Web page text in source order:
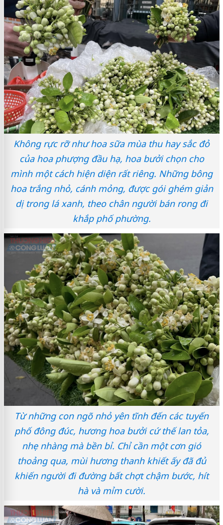
Không rực rỡ như hoa sữa mùa thu hay sắc đỏ
của hoa phượng đầu hạ, hoa bưởi chọn cho
mình một cách hiện diện rất riêng. Những bông
hoa trắng nhỏ, cánh mỏng, được gói ghém giản
dị trong lá xanh, theo chân người bán rong đi
khắp phố phường.
Từ những con ngõ nhỏ yên tĩnh đến các tuyến
phố đông đúc, hương hoa bưởi cứ thế lan tỏa,
nhẹ nhàng mà bền bỉ. Chỉ cần một cơn gió
thoảng qua, mùi hương thanh khiết ấy đã đủ
khiến người đi đường bất chợt chậm bước, hít
hà và mỉm cười.